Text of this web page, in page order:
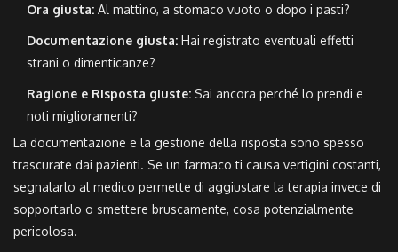
Ora giusta: Al mattino, a stomaco vuoto o dopo i pasti?
Documentazione giusta: Hai registrato eventuali effetti
strani o dimenticanze?
Ragione e Risposta giuste: Sai ancora perché lo prendi e
noti miglioramenti?
La documentazione e la gestione della risposta sono spesso
trascurate dai pazienti. Se un farmaco ti causa vertigini costanti,
segnalarlo al medico permette di aggiustare la terapia invece di
sopportarlo o smettere bruscamente, cosa potenzialmente
pericolosa.